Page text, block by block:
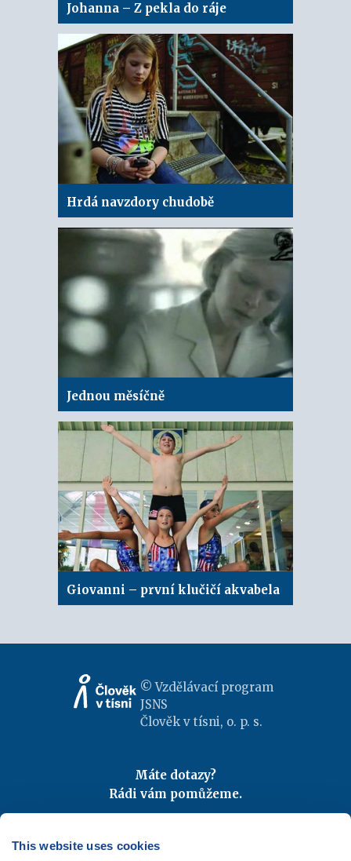
This website uses cookies
Johanna – Z pekla do ráje
Hrdá navzdory chudobě
Jednou měsíčně
Giovanni – první klučičí akvabela
© Vzdělávací program
JSNS
Člověk v tísni, o. p. s.
Máte dotazy?
Rádi vám pomůžeme.
Odebírejte newslettery